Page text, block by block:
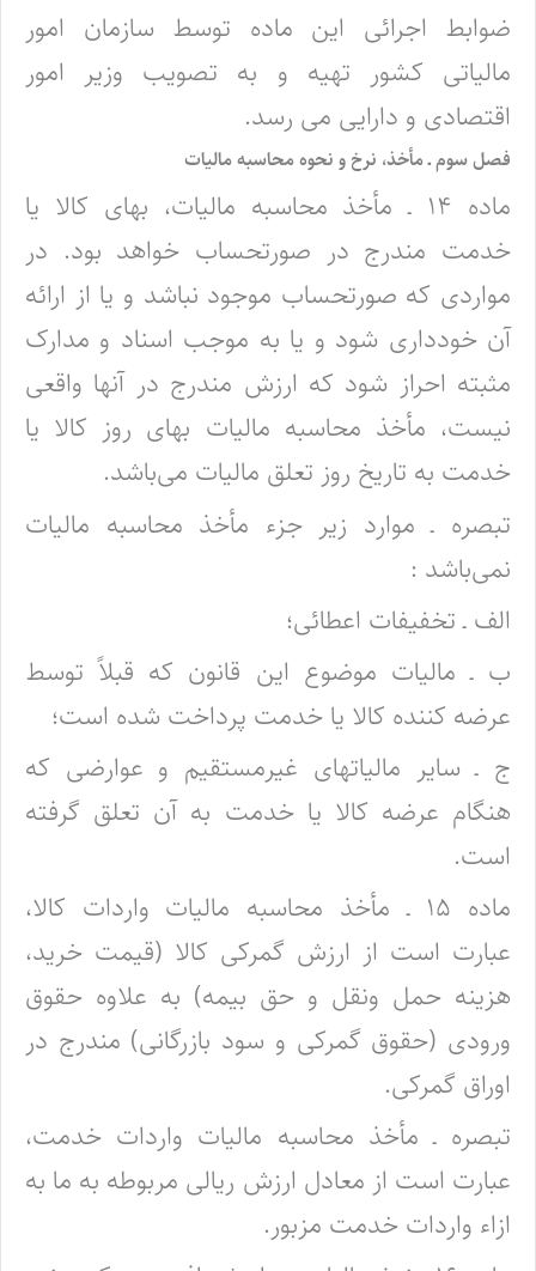
ضوابط اجرائی این ماده توسط سازمان امور
مالیاتی کشور تهیه و به تصویب وزیر امور
اقتصادی و دارایی می رسد.
فصل سوم ـ مأخذ، نرخ و نحوه محاسبه مالیات
ماده ۱۴ ـ مأخذ محاسبه مالیات، بهای کالا یا
خدمت مندرج در صورتحساب خواهد بود. در
مواردی که صورتحساب موجود نباشد و یا از ارائه
آن خودداری شود و یا به موجب اسناد و مدارک
مثبته احراز شود که ارزش مندرج در آنها واقعی
نیست، مأخذ محاسبه مالیات بهای روز کالا یا
خدمت به تاریخ روز تعلق مالیات می‌باشد.
تبصره ـ موارد زیر جزء مأخذ محاسبه مالیات
نمی‌باشد :
الف ـ تخفیفات اعطائی؛
ب ـ مالیات موضوع این قانون که قبلاً توسط
عرضه کننده کالا یا خدمت پرداخت شده است؛
ج ـ سایر مالیاتهای غیرمستقیم و عوارضی که
هنگام عرضه کالا یا خدمت به آن تعلق گرفته
است.
ماده ۱۵ ـ مأخذ محاسبه مالیات واردات کالا،
عبارت است از ارزش گمرکی کالا (قیمت خرید،
هزینه حمل ونقل و حق بیمه) به علاوه حقوق
ورودی (حقوق گمرکی و سود بازرگانی) مندرج در
اوراق گمرکی.
تبصره ـ مأخذ محاسبه مالیات واردات خدمت،
عبارت است از معادل ارزش ریالی مربوطه به ما به
ازاء واردات خدمت مزبور.